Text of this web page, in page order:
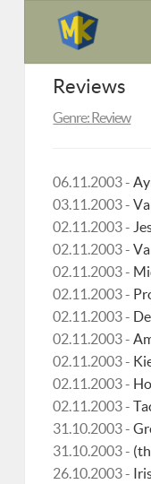
Reviews
Genre: Review
06.11.2003 -
03.11.2003 -
02.11.2003 -
02.11.2003 -
02.11.2003 -
02.11.2003 -
02.11.2003 -
02.11.2003 -
02.11.2003 -
02.11.2003 -
02.11.2003 -
31.10.2003 -
31.10.2003 -
26.10.2003 -